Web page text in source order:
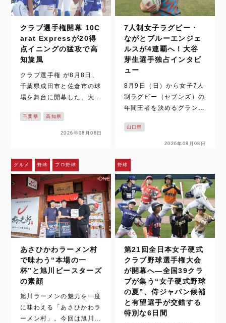
クラブ選手権開幕 10C
arat Expressが20得
点イニングの猛攻で高
知旋風
クラブ選手権 が8月8日、
千葉県成田市と佐倉市の球
場を舞台に開幕した。大会
試合が行われた。それで
も、全国から集まった女子
市の長嶋茂雄記念岩名球場
で行われた第1試合。10C
ar…
千葉県 高知県
2026年08月08日
7人制女子ラグビー・
ながとブルーエンジェ
ルスが4連覇へ！大谷
芽生選手独占インタビ
ュー
8月9日（日）から女子7人
制ラグビー（セブンズ）の
年間王者を決めるグランド
る。今回の舞台は北海道札
幌市の大和ハウス プレミ
メンズセブンズシリーズ2
026の現在首位に立つ、な
がとブルーエンジェルスは
4連覇を狙い最…
山口県
2026年08月08日
グルメ 野球 プロ野球
あさひかわラーメン村
で味わう“本場の一
杯”と旭川ビースターズ
の素顔
旭川ラーメンの魅力を一度
に味わえる「あさひかわラ
ーメン村」。今回は旭川ビ
野球
第21回全日本女子硬式
クラブ野球選手権大会
が開幕へ―全国39クラ
ブが集う“女子硬式野球
の夏”、侍ジャパン候補
と有望選手が交錯する
特別な6日間